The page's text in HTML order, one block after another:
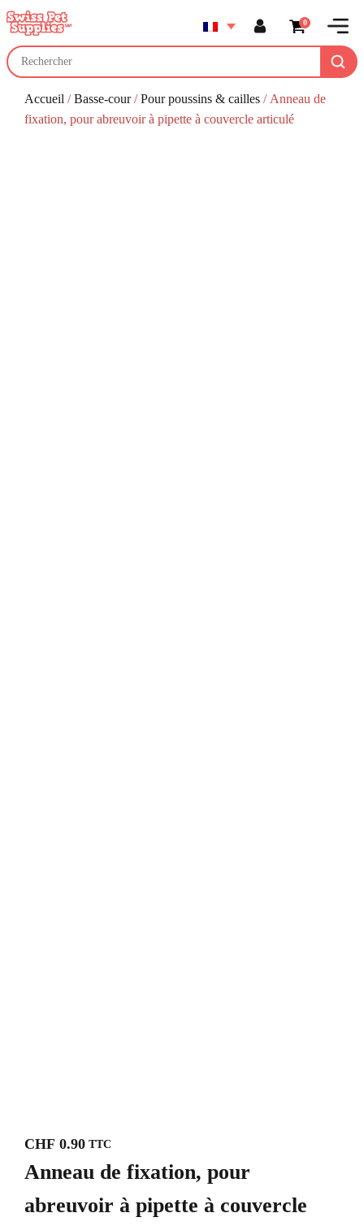
0
Accueil /Basse-cour/Pour poussins & cailles / Anneau de
fixation, pour abreuvoir à pipette à couvercle articulé
CHF 0.90 TTC
Anneau de fixation, pour
abreuvoir à pipette à couvercle